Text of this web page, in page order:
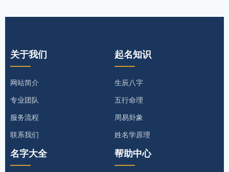
关于我们
网站简介
专业团队
服务流程
联系我们
起名知识
生辰八字
五行命理
周易卦象
姓名学原理
名字大全 帮助中心